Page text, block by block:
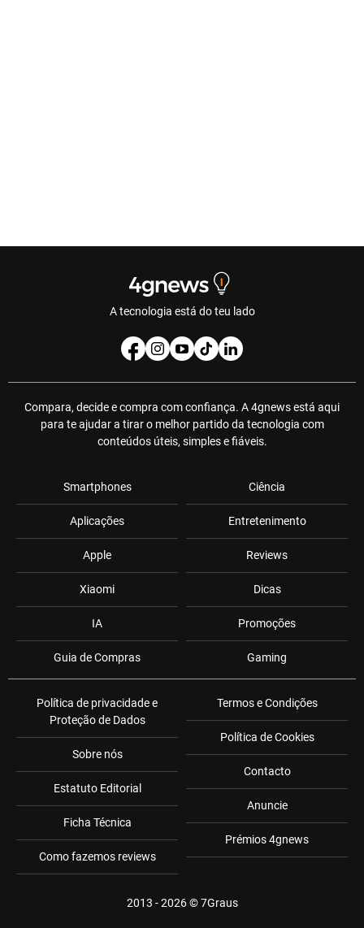
A tecnologia está do teu lado
Compara, decide e compra com confiança. A 4gnews está aqui
para te ajudar a tirar o melhor partido da tecnologia com
conteúdos úteis, simples e fiáveis.
Smartphones
Aplicações
Apple
Xiaomi
IA
Guia de Compras
Ciência
Entretenimento
Reviews
Dicas
Promoções
Gaming
Política de privacidade e
Proteção de Dados
Sobre nós
Estatuto Editorial
Ficha Técnica
Como fazemos reviews
Termos e Condições
Política de Cookies
Contacto
Anuncie
Prémios 4gnews
2013 - 2026 ©7Graus